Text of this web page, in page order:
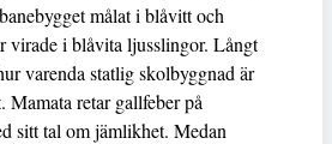
målat i blåvitt och
virade i blåvita ljusslingor. Långt
varenda statlig skolbyggnad är
retar gallfeber på
sitt tal om jämlikhet. Medan